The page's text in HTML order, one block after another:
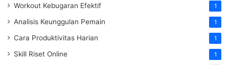
Workout Kebugaran Efektif 1
Analisis Keunggulan Pemain 1
Cara Produktivitas Harian 1
Skill Riset Online 1